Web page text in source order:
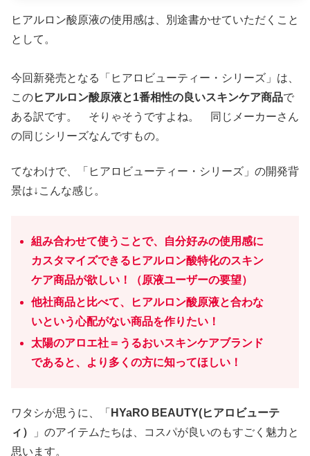
ヒアルロン酸原液の使用感は、別途書かせていただくこと
として。
今回新発売となる「ヒアロビューティー・シリーズ」は、
このヒアルロン酸原液と1番相性の良いスキンケア商品で
ある訳です。 そりゃそうですよね。 同じメーカーさん
の同じシリーズなんですもの。
てなわけで、「ヒアロビューティー・シリーズ」の開発背
景は↓こんな感じ。
組み合わせて使うことで、自分好みの使用感に
カスタマイズできるヒアルロン酸特化のスキン
ケア商品が欲しい！（原液ユーザーの要望）
他社商品と比べて、ヒアルロン酸原液と合わな
いという心配がない商品を作りたい！
太陽のアロエ社＝うるおいスキンケアブランド
であると、より多くの方に知ってほしい！
ワタシが思うに、「 HYaRO BEAUTY(ヒアロビューテ
ィ）
」のアイテムたちは、コスパが良いのもすごく魅力と
思います。